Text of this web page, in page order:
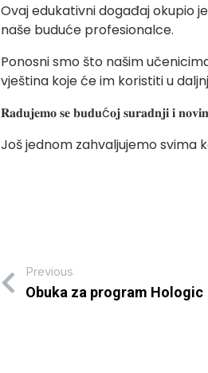
Ovaj edukativni događaj okupio
naše buduće profesionalce.
Ponosni smo što našim
vještina koje će im koristiti u
𝐑𝐚𝐝𝐮𝐣𝐞𝐦𝐨 𝐬𝐞 𝐛𝐮𝐝𝐮ć𝐨𝐣 𝐬𝐮𝐫𝐚𝐝𝐧𝐣𝐢 𝐢
Još jednom zahvaljujemo svima
Previous
Obuka za program Hologic